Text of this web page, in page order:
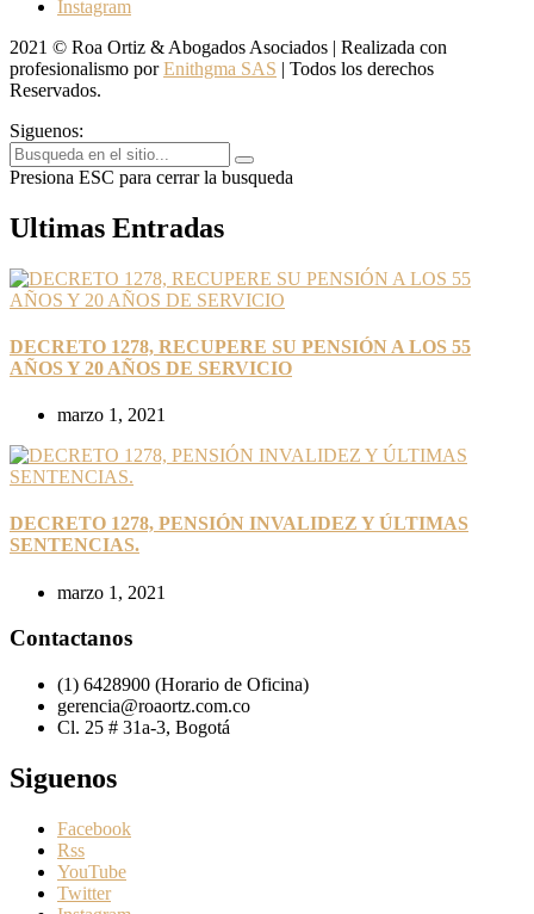
Instagram
2021 © Roa Ortiz & Abogados Asociados | Realizada con
profesionalismo porEnithgma SAS | Todos los derechos
Reservados.
Siguenos:
Presiona ESC para cerrar la busqueda
Ultimas Entradas
DECRETO 1278, RECUPERE SU PENSIÓN A LOS 55
AÑOS Y 20 AÑOS DE SERVICIO
marzo 1, 2021
DECRETO 1278, PENSIÓN INVALIDEZ Y ÚLTIMAS
SENTENCIAS.
marzo 1, 2021
Contactanos
(1) 6428900 (Horario de Oficina)
gerencia@roaortz.com.co
Cl. 25 # 31a-3, Bogotá
Siguenos
Facebook
Rss
YouTube
Twitter